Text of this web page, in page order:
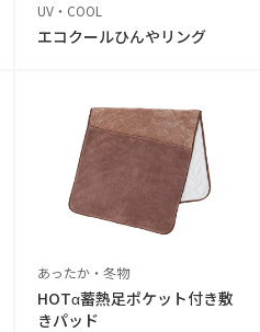
UV・COOL
エコクールひんやリング
あったか・冬物
HOTα蓄熱足ポケット付き敷
きパッド